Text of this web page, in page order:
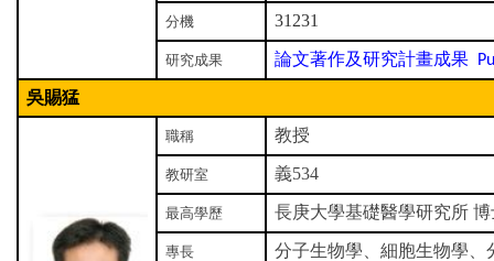
分機 31231
研究成果 論文著作及研究計畫成果
吳賜猛
職稱 教授
教研室 義534
最高學歷 長庚大學基礎醫學研究所 博
專長 分子生物學、細胞生物學、